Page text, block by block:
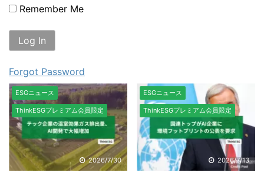
Remember Me
Forgot Password
ESGニュース
ThinkESGプレミアム会員限定
2026/7/30
ESGニュース
ThinkESGプレミアム会員限定
2026/7/13